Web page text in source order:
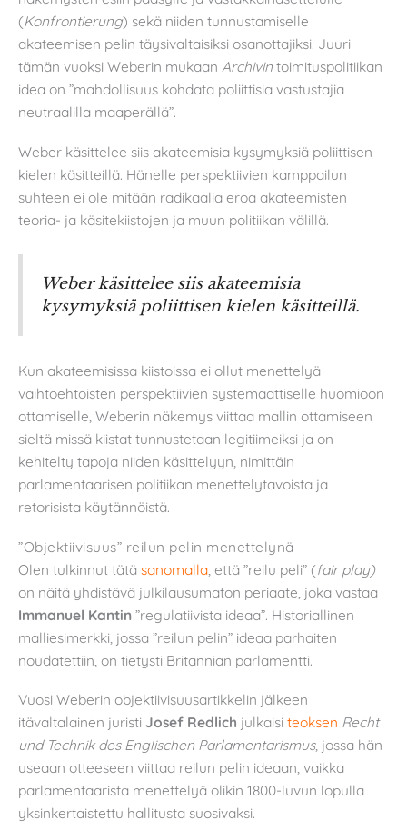
(Konfrontierung) sekä niiden tunnustamiselle
akateemisen pelin täysivaltaisiksi osanottajiksi. Juuri
tämän vuoksi Weberin mukaan Archivin toimituspolitiikan
idea on ”mahdollisuus kohdata poliittisia vastustajia
neutraalilla maaperällä”.
Weber käsittelee siis akateemisia kysymyksiä poliittisen
kielen käsitteillä. Hänelle perspektiivien kamppailun
suhteen ei ole mitään radikaalia eroa akateemisten
teoria- ja käsitekiistojen ja muun politiikan välillä.
Weber käsittelee siis akateemisia
kysymyksiä poliittisen kielen käsitteillä.
Kun akateemisissa kiistoissa ei ollut menettelyä
vaihtoehtoisten perspektiivien systemaattiselle huomioon
ottamiselle, Weberin näkemys viittaa mallin ottamiseen
sieltä missä kiistat tunnustetaan legitiimeiksi ja on
kehitelty tapoja niiden käsittelyyn, nimittäin
parlamentaarisen politiikan menettelytavoista ja
retorisista käytännöistä.
”Objektiivisuus” reilun pelin menettelynä
Olen tulkinnut tätä sanomalla , että ”reilu peli” (fair play)
on näitä yhdistävä julkilausumaton periaate, joka vastaa
Immanuel Kantin ”regulatiivista ideaa”. Historiallinen
malliesimerkki, jossa ”reilun pelin” ideaa parhaiten
noudatettiin, on tietysti Britannian parlamentti.
Vuosi Weberin objektiivisuusartikkelin jälkeen
itävaltalainen juristi Josef Redlich julkaisi teoksen Recht
und Technik des Englischen Parlamentarismus, jossa hän
useaan otteeseen viittaa reilun pelin ideaan, vaikka
parlamentaarista menettelyä olikin 1800-luvun lopulla
yksinkertaistettu hallitusta suosivaksi.